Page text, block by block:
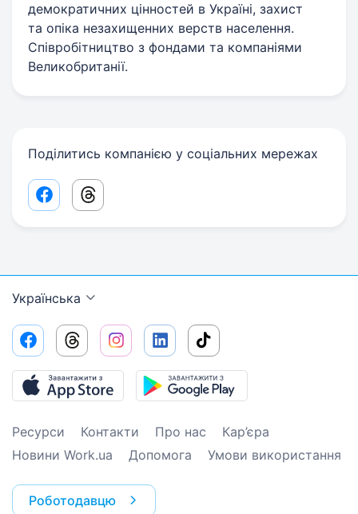
демократичних цінностей в Україні, захист
та опіка незахищенних верств населення.
Співробітництво з фондами та компаніями
Великобританії.
Поділитись компанією у соціальних мережах
Facebook share link
Threads share link
Українська
Ресурси Контакти Про нас
Кар’єра
Новини Work.ua
Допомога Умови використання
Роботодавцю